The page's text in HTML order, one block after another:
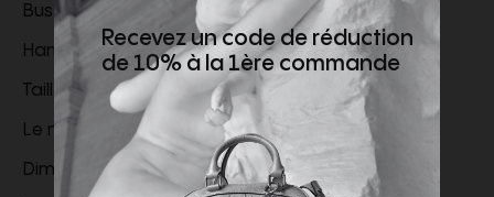
Buste 80 cm
Hanches 91 cm
Taille 63 cm
Le mannequin mesure 1,8 m et porte une taille 36
Dimensions Taille 34
Recevez un code de réduction
de 10% à la 1ère commande